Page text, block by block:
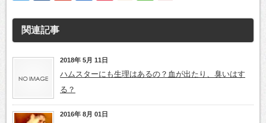
関連記事
2018年 5月 11日
ハムスターにも生理はあるの？血が出たり、臭いはす
る？
2016年 8月 01日